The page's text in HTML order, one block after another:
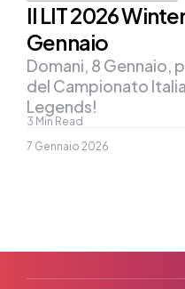
Il LIT 2026
Gennaio
3 Min Read
Domani, 8 Gennaio,
del Campionato
Legends!
7 Gennaio 2026